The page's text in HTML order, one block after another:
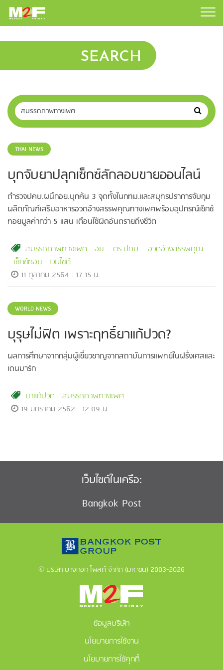
SEARCH
THAI NEWS
บุกจับยาปลุกเซ็กซ์ลักลอบขายออนไลน์
ตำรวจปคบ.ผนึกอย.บุกค้น 3 จุดทั้งในกทม.และสมุทรปราการจับกุม
ผลิตภัณฑ์เสริมอาหารอวดอ้างสรรพคุณทางเพศพร้อมอุปกรณ์เซ็กซ์
ทอยมูลค่ากว่า 5 แสน เตือนใช้ผิดอันตรายถึงชีวิต
สมรรถภาพทางเพศ อย. ตร.ปคบ.
อวดอ้างสรรพคุณ
เซ็กซ์ทอย
เวบไซต์
11 ตุลาคม 2564 : 17:15 น.
WORLD NEWS
บุรุษไม่ฟิต เพราะฤทธิ์ยาแก้ปวด?
ผลการศึกษาจากกลุ่มผู้เชี่ยวชาญจากสถาบันการแพทย์ในฝรั่งเศสและ
เดนมาร์ก
ยาแก้ปวด สมรรถภาพทางเพศ
19 มกราคม 2562 : 12:09 น.
เว็บไซต์ในเครือ:
Bangkok Post
© บริษัท บางกอก โพสต์ จำกัด (มหาชน) 2003-2026
ข้อมูลบริษัท
นโยบายการใช้งาน
นโยบายการใช้คุกกี้